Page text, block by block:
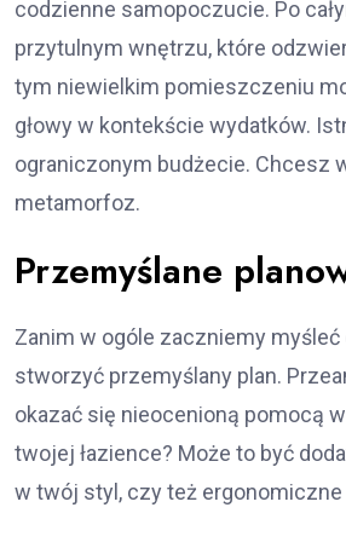
codzienne samopoczucie. Po
przytulnym wnętrzu, które
tym niewielkim pomieszczeniu
głowy w kontekście wydatków.
ograniczonym budżecie. Chcesz
metamorfoz.
Przemyślane
Zanim w ogóle zaczniemy myśleć
stworzyć przemyślany plan.
okazać się nieocenioną pomocą
twojej łazience? Może to być
w twój styl, czy też